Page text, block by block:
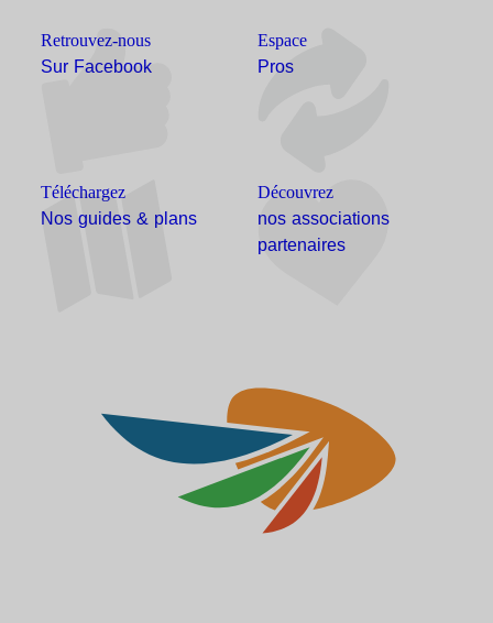
Retrouvez-nous
Sur Facebook
Espace
Pros
Téléchargez
Nos guides & plans
Découvrez
nos associations
partenaires